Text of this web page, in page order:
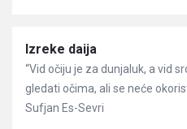
Članci
Izreke daija
“Vid očiju je za dunjaluk, a vid
gledati očima, ali se neće
Sufjan Es-Sevri